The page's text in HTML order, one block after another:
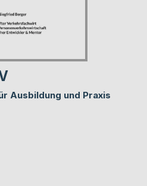
Ausbildung und Praxis